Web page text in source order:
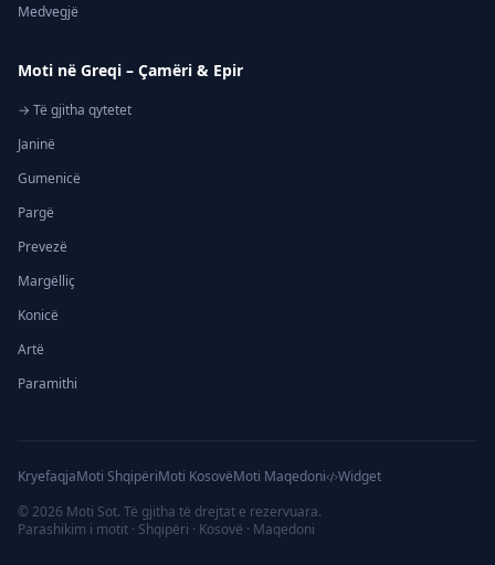
Medvegjë
Moti në Greqi – Çamëri & Epir
→ Të gjitha qytetet
Janinë
Gumenicë
Pargë
Prevezë
Margëlliç
Konicë
Artë
Paramithi
KryefaqjaMoti ShqipëriMoti KosovëMoti Maqedoni
Widget
© 2026 Moti Sot. Të gjitha të drejtat e rezervuara.
Parashikim i motit · Shqipëri · Kosovë · Maqedoni